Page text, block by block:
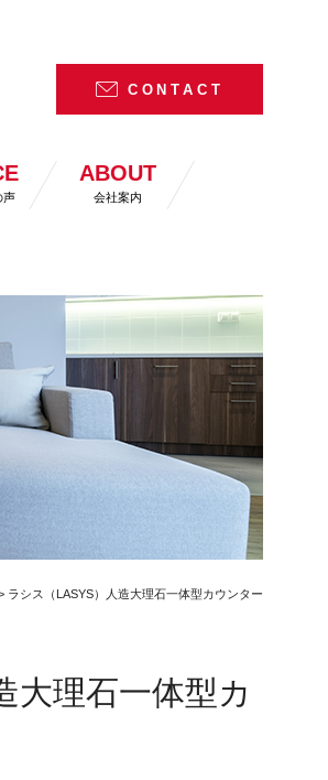
CONTACT
声
ABOUT
会社案内
ラシス（LASYS）人造大理石一体型カウンター
大理石一体型カ